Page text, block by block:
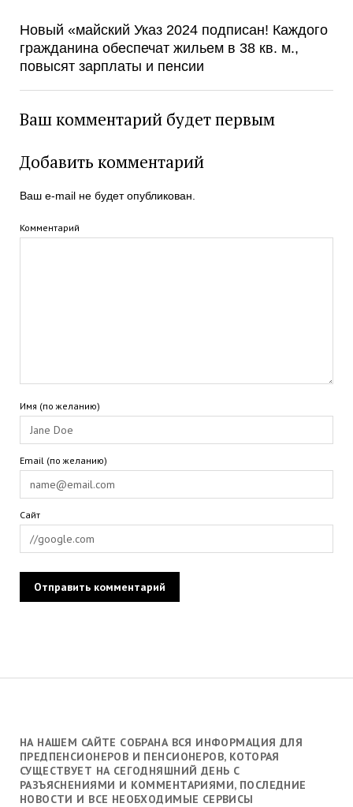
НА НАШЕМ САЙТЕ СОБРАНА ВСЯ ИНФОРМАЦИЯ ДЛЯ
ПРЕДПЕНСИОНЕРОВ И ПЕНСИОНЕРОВ, КОТОРАЯ
СУЩЕСТВУЕТ НА СЕГОДНЯШНИЙ ДЕНЬ С
РАЗЪЯСНЕНИЯМИ И КОММЕНТАРИЯМИ, ПОСЛЕДНИЕ
НОВОСТИ И ВСЕ НЕОБХОДИМЫЕ СЕРВИСЫ
Новый «майский Указ 2024 подписан! Каждого
гражданина обеспечат жильем в 38 кв. м.,
повысят зарплаты и пенсии
Ваш комментарий будет первым
Добавить комментарий
Ваш e-mail не будет опубликован.
Комментарий
Имя (по желанию)
Email (по желанию)
Сайт